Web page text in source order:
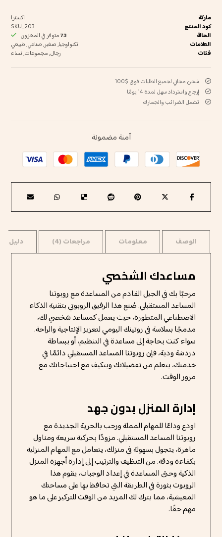
ماركة
اکسترا
كود المنتج
SKU_203
الحالة
73متوفر في المخزون
العلامات
تكنولوجيا,صغير,صناعي,طبيعي
فئات
رجال,مجموعات,نساء
شحن مجاني لجميع الطلبات فوق $100
إرجاع واسترداد سهل لمدة 14 يومًا
تشمل الضرائب والجمارك
آمنة مضمونة
الوصف معلومات مراجعات (4) دليل
مساعدك الشخصي
مرحبًا بك في الجيل القادم من المساعدة مع روبوتنا
المساعد المستقبلي. صُنع هذا الرفيق الروبوتي بتقنية الذكاء
الاصطناعي المتطورة، حيث يعمل كمساعد شخصي لك،
مدمجًا بسلاسة في روتينك اليومي لتعزيز الإنتاجية والراحة.
سواء كنت بحاجة إلى مساعدة في التنظيم، أو ببساطة
دردشة ودية، فإن روبوتنا المساعد المستقبلي دائمًا في
خدمتك، يتعلم من تفضيلاتك ويتكيف مع احتياجاتك مع
مرور الوقت.
إدارة المنزل بدون جهد
اودع وداعًا للمهام المملة ورحب بالحرية الجديدة مع
روبوتنا المساعد المستقبلي. مزودًا بحركية سريعة ومناول
ماهرة، يتجول بسهولة في منزلك، يتعامل مع المهام المنزلية
بكفاءة ودقة. من التنظيف والترتيب إلى إدارة أجهزة المنزل
الذكية وحتى المساعدة في إعداد الوجبات، يقوم هذا
الروبوت بثورة في الطريقة التي تحافظ بها على مساحتك
المعيشية، مما يترك لك المزيد من الوقت للتركيز على ما هو
مهم حقًا.